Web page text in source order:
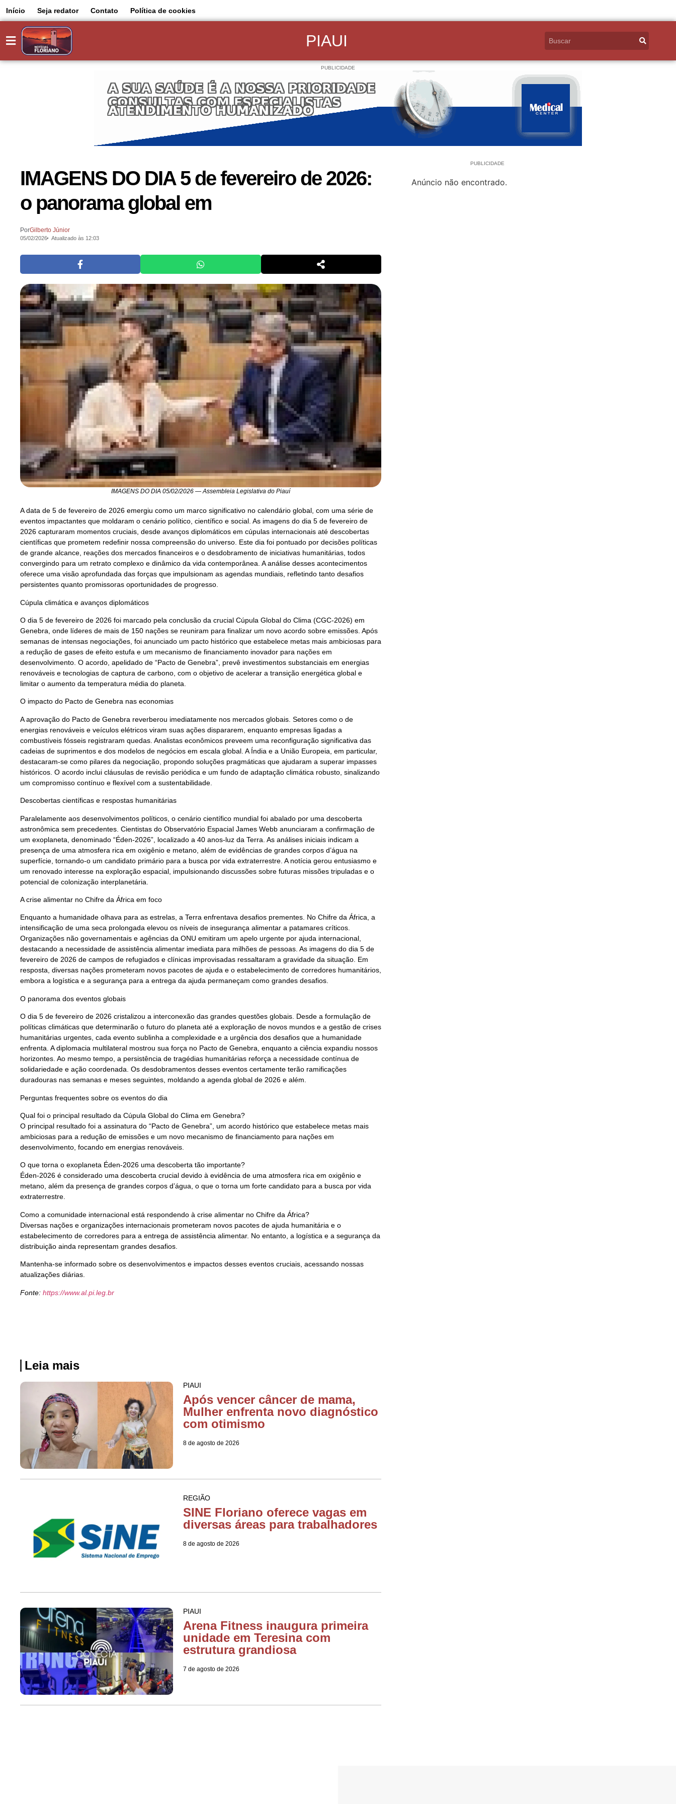
Início Seja redator Contato Política de cookies
PIAUI
PUBLICIDADE
IMAGENS DO DIA 5 de fevereiro de 2026:
o panorama global em
PorGilberto Júnior
05/02/2026 Atualizado às 12:03
IMAGENS DO DIA 05/02/2026 — Assembleia Legislativa do Piauí
A data de 5 de fevereiro de 2026 emergiu como um marco significativo no calendário global, com uma série de
eventos impactantes que moldaram o cenário político, científico e social. As imagens do dia 5 de fevereiro de
2026 capturaram momentos cruciais, desde avanços diplomáticos em cúpulas internacionais até descobertas
científicas que prometem redefinir nossa compreensão do universo. Este dia foi pontuado por decisões políticas
de grande alcance, reações dos mercados financeiros e o desdobramento de iniciativas humanitárias, todos
convergindo para um retrato complexo e dinâmico da vida contemporânea. A análise desses acontecimentos
oferece uma visão aprofundada das forças que impulsionam as agendas mundiais, refletindo tanto desafios
persistentes quanto promissoras oportunidades de progresso.
Cúpula climática e avanços diplomáticos
O dia 5 de fevereiro de 2026 foi marcado pela conclusão da crucial Cúpula Global do Clima (CGC-2026) em
Genebra, onde líderes de mais de 150 nações se reuniram para finalizar um novo acordo sobre emissões. Após
semanas de intensas negociações, foi anunciado um pacto histórico que estabelece metas mais ambiciosas para
a redução de gases de efeito estufa e um mecanismo de financiamento inovador para nações em
desenvolvimento. O acordo, apelidado de “Pacto de Genebra”, prevê investimentos substanciais em energias
renováveis e tecnologias de captura de carbono, com o objetivo de acelerar a transição energética global e
limitar o aumento da temperatura média do planeta.
O impacto do Pacto de Genebra nas economias
A aprovação do Pacto de Genebra reverberou imediatamente nos mercados globais. Setores como o de
energias renováveis e veículos elétricos viram suas ações dispararem, enquanto empresas ligadas a
combustíveis fósseis registraram quedas. Analistas econômicos preveem uma reconfiguração significativa das
cadeias de suprimentos e dos modelos de negócios em escala global. A Índia e a União Europeia, em particular,
destacaram-se como pilares da negociação, propondo soluções pragmáticas que ajudaram a superar impasses
históricos. O acordo inclui cláusulas de revisão periódica e um fundo de adaptação climática robusto, sinalizando
um compromisso contínuo e flexível com a sustentabilidade.
Descobertas científicas e respostas humanitárias
Paralelamente aos desenvolvimentos políticos, o cenário científico mundial foi abalado por uma descoberta
astronômica sem precedentes. Cientistas do Observatório Espacial James Webb anunciaram a confirmação de
um exoplaneta, denominado “Éden-2026”, localizado a 40 anos-luz da Terra. As análises iniciais indicam a
presença de uma atmosfera rica em oxigênio e metano, além de evidências de grandes corpos d’água na
superfície, tornando-o um candidato primário para a busca por vida extraterrestre. A notícia gerou entusiasmo e
um renovado interesse na exploração espacial, impulsionando discussões sobre futuras missões tripuladas e o
potencial de colonização interplanetária.
A crise alimentar no Chifre da África em foco
Enquanto a humanidade olhava para as estrelas, a Terra enfrentava desafios prementes. No Chifre da África, a
intensificação de uma seca prolongada elevou os níveis de insegurança alimentar a patamares críticos.
Organizações não governamentais e agências da ONU emitiram um apelo urgente por ajuda internacional,
destacando a necessidade de assistência alimentar imediata para milhões de pessoas. As imagens do dia 5 de
fevereiro de 2026 de campos de refugiados e clínicas improvisadas ressaltaram a gravidade da situação. Em
resposta, diversas nações prometeram novos pacotes de ajuda e o estabelecimento de corredores humanitários,
embora a logística e a segurança para a entrega da ajuda permaneçam como grandes desafios.
O panorama dos eventos globais
O dia 5 de fevereiro de 2026 cristalizou a interconexão das grandes questões globais. Desde a formulação de
políticas climáticas que determinarão o futuro do planeta até a exploração de novos mundos e a gestão de crises
humanitárias urgentes, cada evento sublinha a complexidade e a urgência dos desafios que a humanidade
enfrenta. A diplomacia multilateral mostrou sua força no Pacto de Genebra, enquanto a ciência expandiu nossos
horizontes. Ao mesmo tempo, a persistência de tragédias humanitárias reforça a necessidade contínua de
solidariedade e ação coordenada. Os desdobramentos desses eventos certamente terão ramificações
duradouras nas semanas e meses seguintes, moldando a agenda global de 2026 e além.
Perguntas frequentes sobre os eventos do dia
Qual foi o principal resultado da Cúpula Global do Clima em Genebra?
O principal resultado foi a assinatura do “Pacto de Genebra”, um acordo histórico que estabelece metas mais
ambiciosas para a redução de emissões e um novo mecanismo de financiamento para nações em
desenvolvimento, focando em energias renováveis.
O que torna o exoplaneta Éden-2026 uma descoberta tão importante?
Éden-2026 é considerado uma descoberta crucial devido à evidência de uma atmosfera rica em oxigênio e
metano, além da presença de grandes corpos d’água, o que o torna um forte candidato para a busca por vida
extraterrestre.
Como a comunidade internacional está respondendo à crise alimentar no Chifre da África?
Diversas nações e organizações internacionais prometeram novos pacotes de ajuda humanitária e o
estabelecimento de corredores para a entrega de assistência alimentar. No entanto, a logística e a segurança da
distribuição ainda representam grandes desafios.
Mantenha-se informado sobre os desenvolvimentos e impactos desses eventos cruciais, acessando nossas
atualizações diárias.
Fonte: https://www.al.pi.leg.br
Leia mais
PIAUI
Após vencer câncer de mama,
Mulher enfrenta novo diagnóstico
com otimismo
8 de agosto de 2026
REGIÃO
SINE Floriano oferece vagas em
diversas áreas para trabalhadores
8 de agosto de 2026
PIAUI
Arena Fitness inaugura primeira
unidade em Teresina com
estrutura grandiosa
7 de agosto de 2026
PUBLICIDADE
Anúncio não encontrado.